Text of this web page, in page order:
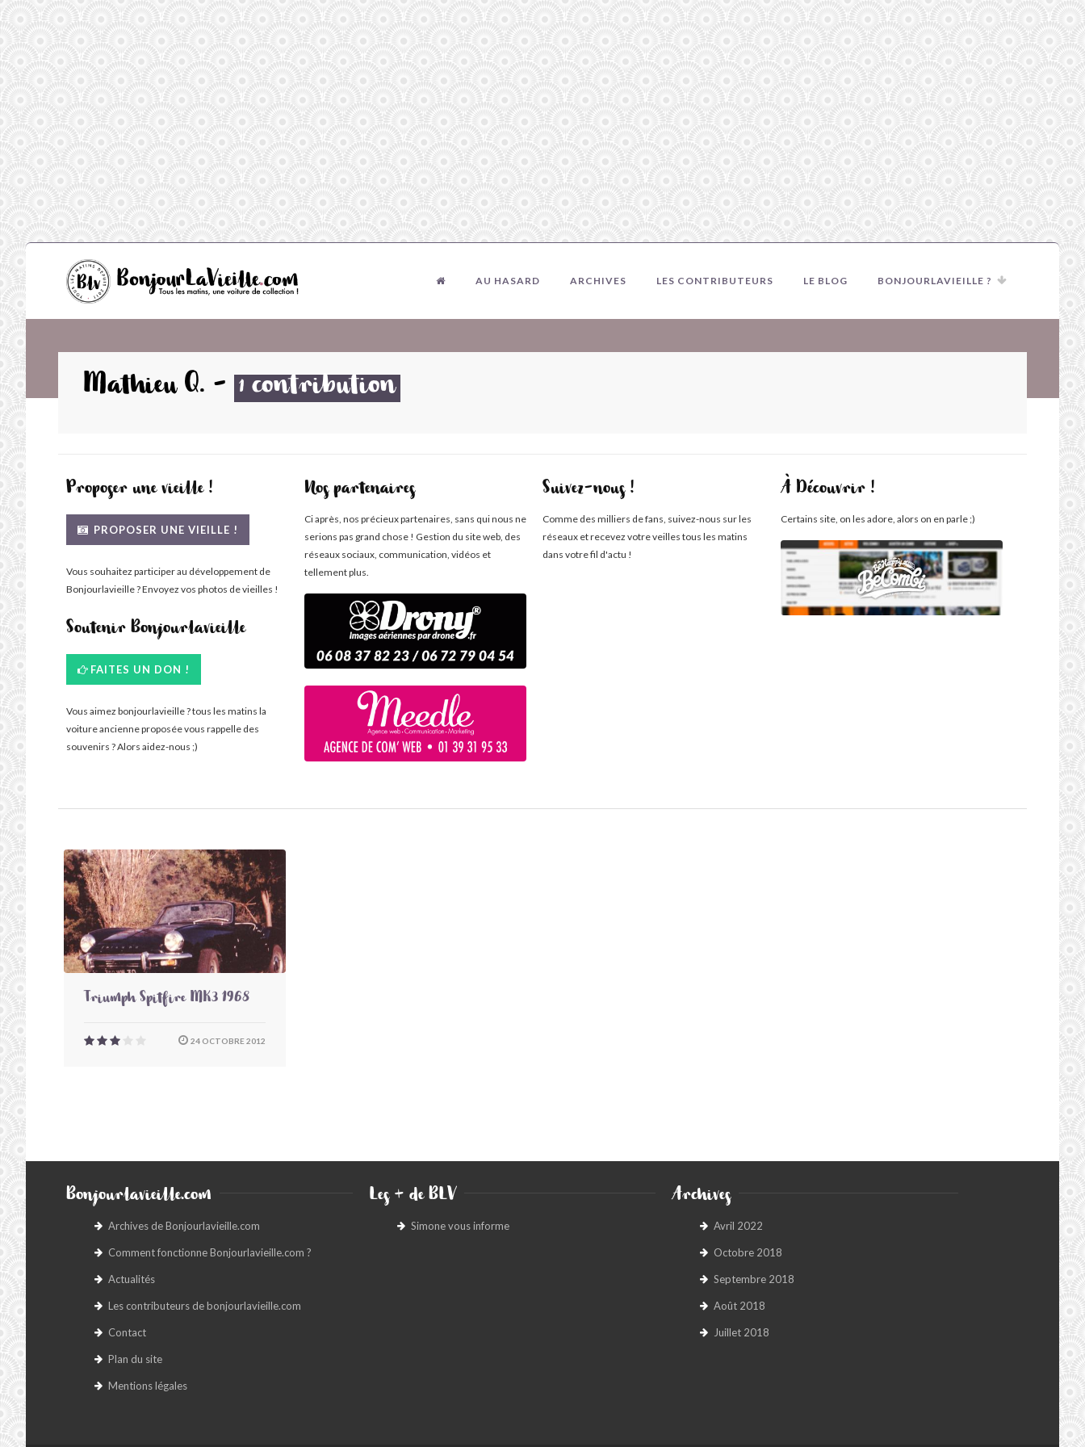
AU HASARD ARCHIVES LES CONTRIBUTEURS LE BLOG BONJOURLAVIEILLE ?
Mathieu Q. - 1 contribution
Proposer une vieille !
PROPOSER UNE VIEILLE !
Vous souhaitez participer au développement de
Bonjourlavieille ? Envoyez vos photos de vieilles !
Soutenir Bonjourlavieille
FAITES UN DON !
Vous aimez bonjourlavieille ? tous les matins la
voiture ancienne proposée vous rappelle des
souvenirs ? Alors aidez-nous ;)
Nos partenaires
Ci après, nos précieux partenaires, sans qui nous ne
serions pas grand chose ! Gestion du site web, des
réseaux sociaux, communication, vidéos et
tellement plus.
Suivez-nous !
Comme des milliers de fans, suivez-nous sur les
réseaux et recevez votre veilles tous les matins
dans votre fil d'actu !
À Découvrir !
Certains site, on les adore, alors on en parle ;)
Triumph Spitfire MK3 1968
24 OCTOBRE 2012
Bonjourlavieille.com
Archives de Bonjourlavieille.com
Comment fonctionne Bonjourlavieille.com ?
Actualités
Les contributeurs de bonjourlavieille.com
Contact
Plan du site
Mentions légales
Les + de BLV
Simone vous informe
Archives
Avril 2022
Octobre 2018
Septembre 2018
Août 2018
Juillet 2018